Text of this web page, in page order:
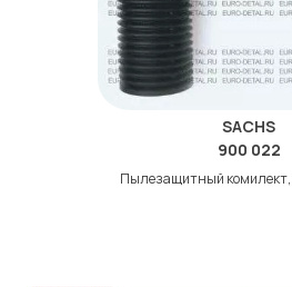
SACHS
900 022
Пылезащитный